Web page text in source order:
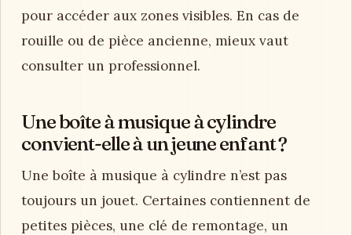
pour accéder aux zones visibles. En cas de
rouille ou de pièce ancienne, mieux vaut
consulter un professionnel.
Une boîte à musique à cylindre
convient-elle à un jeune enfant ?
Une boîte à musique à cylindre n’est pas
toujours un jouet. Certaines contiennent de
petites pièces, une clé de remontage, un